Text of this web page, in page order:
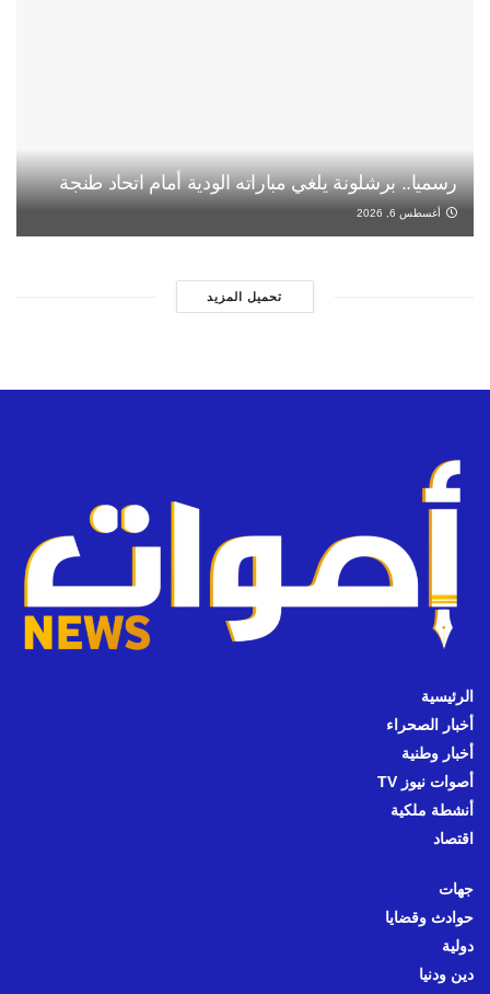
رسميا.. برشلونة يلغي مباراته الودية أمام اتحاد طنجة
أغسطس 6, 2026
تحميل المزيد
الرئيسية
أخبار الصحراء
أخبار وطنية
أصوات نيوز TV
أنشطة ملكية
اقتصاد
جهات
حوادث وقضايا
دولية
دين ودنيا